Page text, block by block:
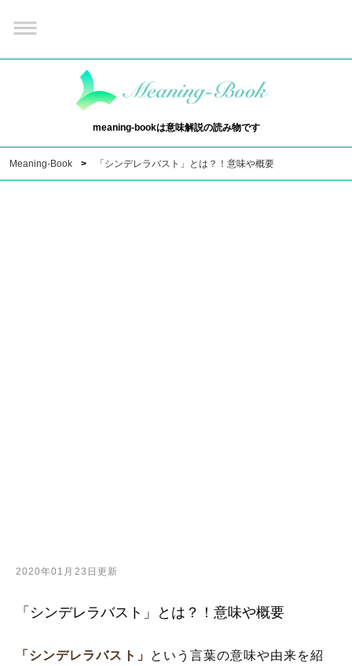
meaning-bookは意味解説の読み物です
Meaning-Book 「シンデレラバスト」とは？！意味や概要
2020年01月23日更新
「シンデレラバスト」とは？！意味や概要
「シンデレラバスト」
という言葉の意味や由来を紹